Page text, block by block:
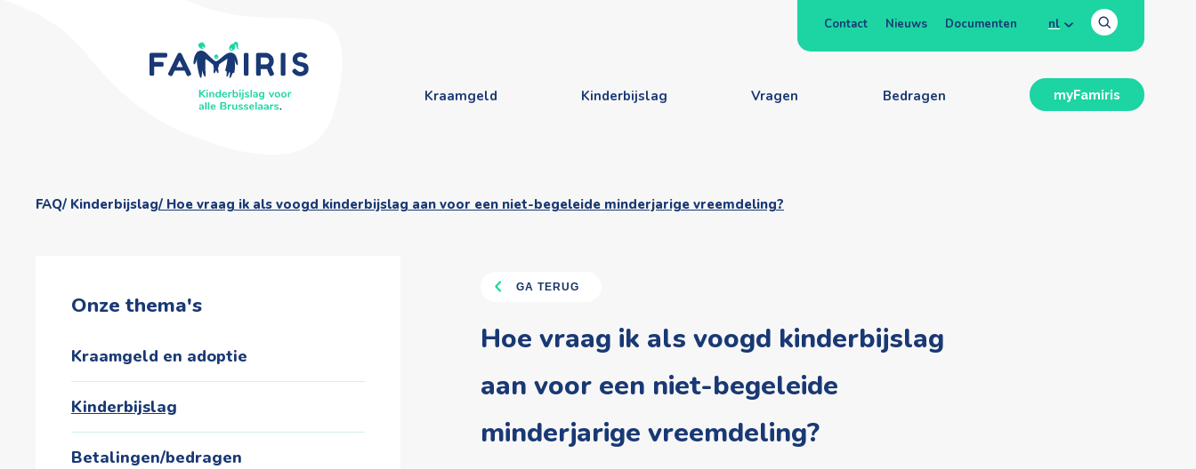
Contact Nieuws Documenten nl
Kraamgeld Kinderbijslag Vragen Bedragen myFamiris
FAQ Kinderbijslag Hoe vraag ik als voogd kinderbijslag aan voor een niet-begeleide minderjarige vreemdeling?
Onze thema's
Kraamgeld en adoptie
Kinderbijslag
Betalingen/bedragen
GA TERUG
Hoe vraag ik als voogd kinderbijslag
aan voor een niet-begeleide
minderjarige vreemdeling?